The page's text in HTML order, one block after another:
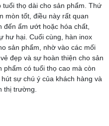
thọ dài cho sản phẩm. Thứ
mòn tốt, điều này rất quan
đến ẩm ướt hoặc hóa chất,
hư hại. Cuối cùng, hàn inox
sản phẩm, nhờ vào các mối
đẹp và sự hoàn thiện cho sản
phẩm có tuổi thọ cao mà còn
sự chú ý của khách hàng và
thị trường.